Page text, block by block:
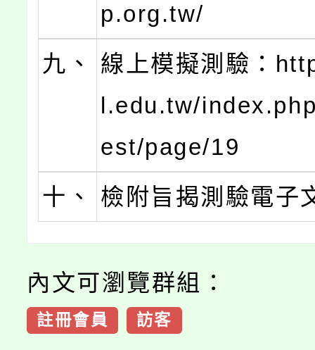
p.org.tw/
九、
線上模擬測驗：
l.edu.tw/
est/page/19
十、
檢附旨揭測驗電子
內文可瀏覽群組：
註冊會員 訪客